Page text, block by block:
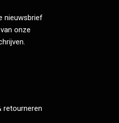
nieuwsbrief
onze
.
retourneren